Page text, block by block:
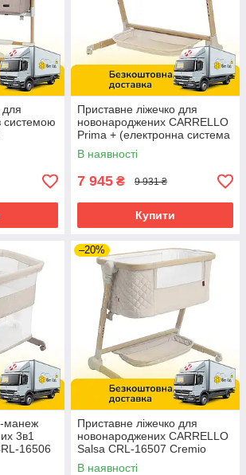
для
системою
10304
Бежеве
Приставне ліжечко для
новонароджених CARRELLO
Prima + (електронна система
заколисування) CRL-16504
Honey Beige Бежеве
В наявності
7 945 ₴ 9 931 ₴
Купити
манеж
3в1
16506
–20%
Приставне ліжечко для
новонароджених CARRELLO
Salsa CRL-16507 Cremio
Beige Бежеве
В наявності